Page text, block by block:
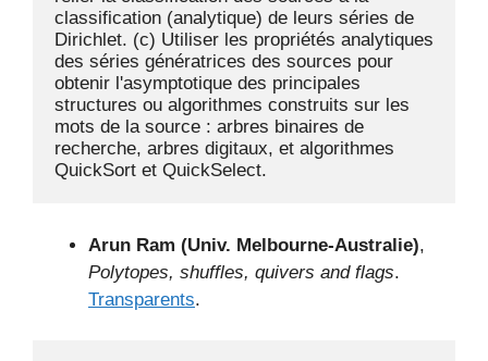
classification (analytique) de leurs séries de
Dirichlet. (c) Utiliser les propriétés analytiques
des séries génératrices des sources pour
obtenir l'asymptotique des principales
structures ou algorithmes construits sur les
mots de la source : arbres binaires de
recherche, arbres digitaux, et algorithmes
QuickSort et QuickSelect.
Arun Ram (Univ. Melbourne-Australie),
Polytopes, shuffles, quivers and flags.
Transparents.